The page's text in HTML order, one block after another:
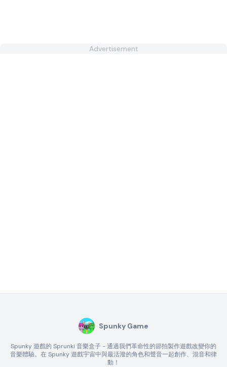
Advertisement
Spunky Game
Spunky 遊戲的 Sprunki 音樂盒子 - 通過我們革命性的節拍製作遊戲改變你的
音樂體驗。在 Spunky 遊戲宇宙中與最活潑的角色和聲音一起創作、混音和律
動！